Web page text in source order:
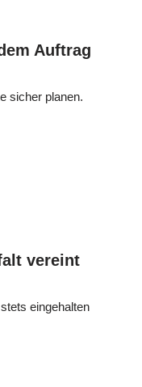
Auftrag
sicher planen.
vereint
eingehalten